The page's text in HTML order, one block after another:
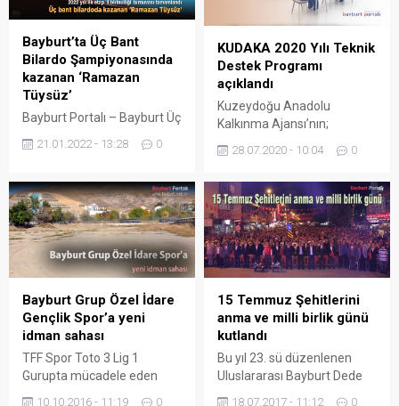
Bayburt’ta Üç Bant
Bilardo Şampiyonasında
kazanan ‘Ramazan
Tüysüz’
Bayburt Portalı – Bayburt Üç
Bant Bilardo
Şampiyonasının 2022 yılı ilk
şampiyon oldu. Türkiye
Bilardo Federasyonu
tarafından illerde
gerçekleştirilen ‘il
şampiyonası’ müsabakaları
Bayburt’ta sona erdi. 15
Ocak – 20 Ocak 2022
tarihleri arasında
gerçekleştirilen turnuvaya
toplam 48 sporcu katıldı.
Bayburt ’nda gerçekleşen
Bilardo İl Birinciliği
müsabakaları 48...
21.01.2022 - 13:28 0
KUDAKA 2020 Yılı Teknik
Destek Programı
açıklandı
Kuzeydoğu Anadolu
Kalkınma Ajansı’nın;
Faaliyet Destekleme
maddesinde belirtilen
başvuru sahiplerinin yerel ve
bölgesel kalkınmaya katkıda
bulunabilecek çalışmalarına
ve yerel kalkınma
faaliyetlerine destek
sağlamak için, 2020 Yılı
Teknik Destek Programı
açıklanmıştır. 2020 Yılı
Teknik Destek Programının
28.07.2020 - 10:04 0
Bayburt Grup Özel İdare
Gençlik Spor’a yeni
idman sahası
TFF Spor Toto 3 Lig 1
Gurupta mücadele eden
10.10.2016 - 11:19 0
15 Temmuz Şehitlerini
anma ve milli birlik günü
kutlandı
Bu yıl 23. sü düzenlenen
Uluslararası Bayburt Dede
18.07.2017 - 11:12 0